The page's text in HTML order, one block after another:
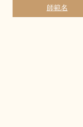
師範名